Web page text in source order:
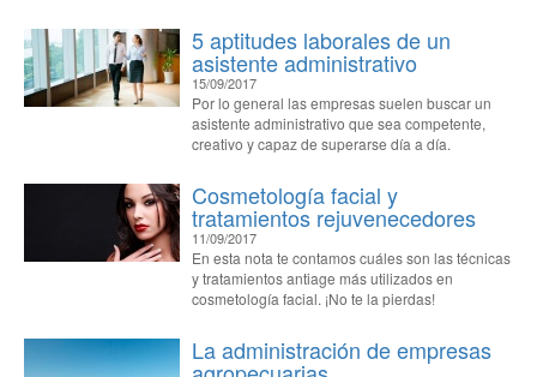
5 aptitudes laborales de un
asistente administrativo
15/09/2017
Por lo general las empresas suelen buscar un
asistente administrativo que sea competente,
creativo y capaz de superarse día a día.
Cosmetología facial y
tratamientos rejuvenecedores
11/09/2017
En esta nota te contamos cuáles son las técnicas
y tratamientos antiage más utilizados en
cosmetología facial. ¡No te la pierdas!
La administración de empresas